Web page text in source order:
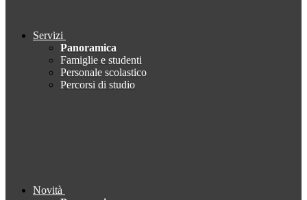
Servizi
Panoramica
Famiglie e studenti
Personale scolastico
Percorsi di studio
Novità